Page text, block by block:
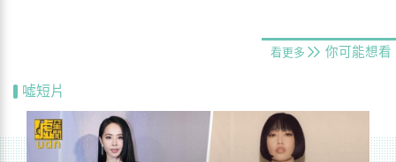
看更多 你可能想看
噓短片